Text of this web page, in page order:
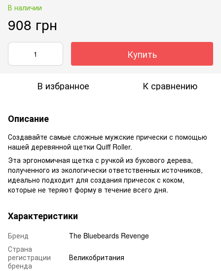
В наличии
908 грн
Купить
В избранное К сравнению
Описание
Создавайте самые сложные мужские прически с помощью
нашей деревянной щетки Quiff Roller.
Эта эргономичная щетка с ручкой из букового дерева,
полученного из экологически ответственных источников,
идеально подходит для создания причесок с коком,
которые не теряют форму в течение всего дня.
Характеристики
Бренд
The Bluebeards Revenge
Страна
регистрации
бренда
Великобритания